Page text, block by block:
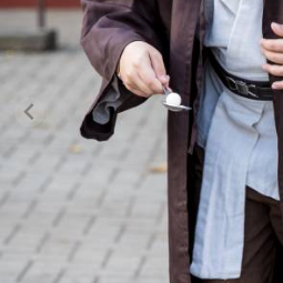
Kapcsolat
KRÉTA